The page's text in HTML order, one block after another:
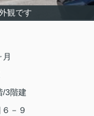
観です
月
/3階建
－９